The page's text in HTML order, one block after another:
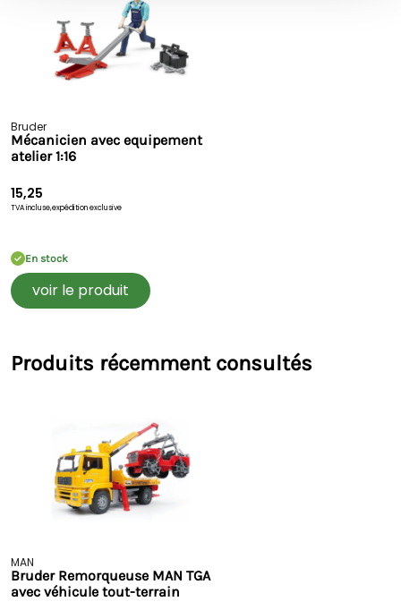
Bruder
Mécanicien avec equipement
atelier 1:16
15,25
TVA incluse,expédition exclusive
En stock
voir le produit
Produits récemment consultés
MAN
Bruder Remorqueuse MAN TGA
avec véhicule tout-terrain